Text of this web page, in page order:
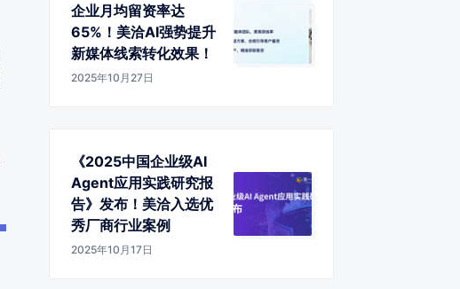
企业月均留资率达
65%！美洽AI强势提升
新媒体线索转化效果！
2025年10月27日
《2025中国企业级AI
Agent应用实践研究报
告》发布！美洽入选优
秀厂商行业案例
2025年10月17日